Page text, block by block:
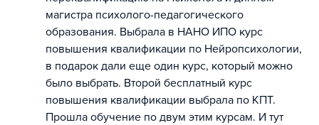
магистра психолого-педагогического
образования. Выбрала в НАНО ИПО курс
повышения квалификации по Нейропсихологии,
в подарок дали еще один курс, который можно
было выбрать. Второй бесплатный курс
повышения квалификации выбрала по КПТ.
Прошла обучение по двум этим курсам. И тут